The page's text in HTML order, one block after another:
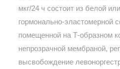
мкг/24 ч состоит из белой
гормонально-эластомерной
помещенной на Т-образном
непрозрачной мембраной,
высвобождение